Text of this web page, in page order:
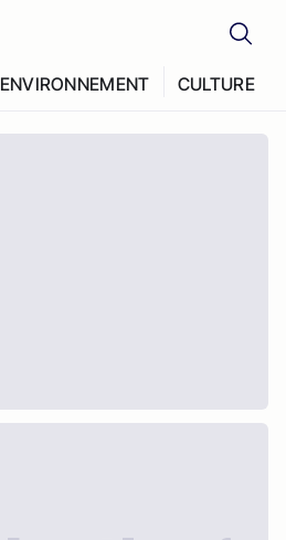
ENVIRONNEMENT CULTURE